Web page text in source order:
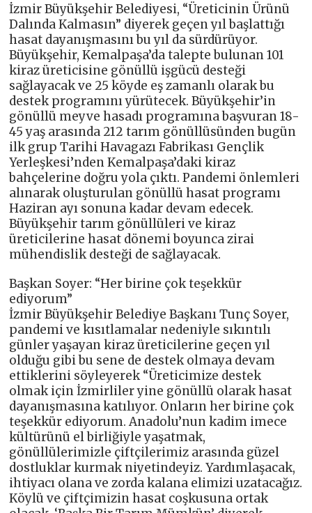
İzmir Büyükşehir Belediyesi, “Üreticinin Ürünü
Dalında Kalmasın” diyerek geçen yıl başlattığı
hasat dayanışmasını bu yıl da sürdürüyor.
Büyükşehir, Kemalpaşa’da talepte bulunan 101
kiraz üreticisine gönüllü işgücü desteği
sağlayacak ve 25 köyde eş zamanlı olarak bu
destek programını yürütecek. Büyükşehir’in
gönüllü meyve hasadı programına başvuran 18-
45 yaş arasında 212 tarım gönüllüsünden bugün
ilk grup Tarihi Havagazı Fabrikası Gençlik
Yerleşkesi’nden Kemalpaşa’daki kiraz
bahçelerine doğru yola çıktı. Pandemi önlemleri
alınarak oluşturulan gönüllü hasat programı
Haziran ayı sonuna kadar devam edecek.
Büyükşehir tarım gönüllüleri ve kiraz
üreticilerine hasat dönemi boyunca zirai
mühendislik desteği de sağlayacak.
Başkan Soyer: “Her birine çok teşekkür
ediyorum”
İzmir Büyükşehir Belediye Başkanı Tunç Soyer,
pandemi ve kısıtlamalar nedeniyle sıkıntılı
günler yaşayan kiraz üreticilerine geçen yıl
olduğu gibi bu sene de destek olmaya devam
ettiklerini söyleyerek “Üreticimize destek
olmak için İzmirliler yine gönüllü olarak hasat
dayanışmasına katılıyor. Onların her birine çok
teşekkür ediyorum. Anadolu’nun kadim imece
kültürünü el birliğiyle yaşatmak,
gönüllülerimizle çiftçilerimiz arasında güzel
dostluklar kurmak niyetindeyiz. Yardımlaşacak,
ihtiyacı olana ve zorda kalana elimizi uzatacağız.
Köylü ve çiftçimizin hasat coşkusuna ortak